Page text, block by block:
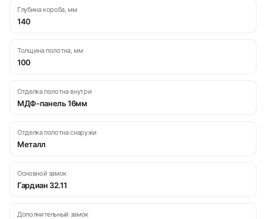
Глубина короба, мм
140
Толщина полотна, мм
100
Отделка полотна внутри
МДФ-панель 16мм
Отделка полотна снаружи
Металл
Основной замок
Гардиан 32.11
Дополнительный замок